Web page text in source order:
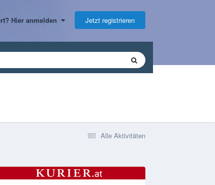
Hier anmelden Jetzt registrieren
Alle Aktivitäten